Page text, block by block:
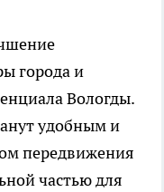
города и
Вологды.
удобным и
передвижения
частью для